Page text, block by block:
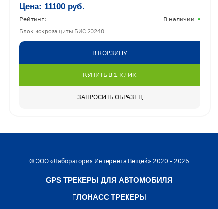
Цена: 11100 руб.
Рейтинг: В наличии
Блок искрозащиты БИС 20240
В КОРЗИНУ
КУПИТЬ В 1 КЛИК
ЗАПРОСИТЬ ОБРАЗЕЦ
© ООО «Лаборатория Интернета Вещей» 2020 - 2026
GPS ТРЕКЕРЫ ДЛЯ АВТОМОБИЛЯ
ГЛОНАСС ТРЕКЕРЫ